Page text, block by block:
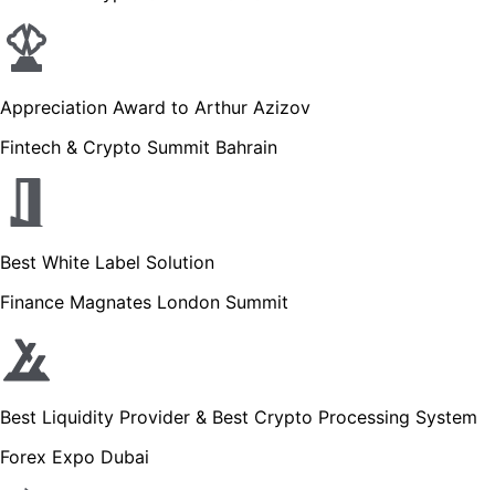
Appreciation Award to Arthur Azizov
Fintech & Crypto Summit Bahrain
Best White Label Solution
Finance Magnates London Summit
Best Liquidity Provider & Best Crypto Processing System
Forex Expo Dubai